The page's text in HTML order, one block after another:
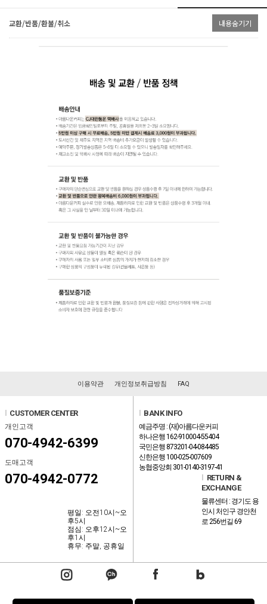
교환/반품/환불/취소 내용숨기기
이용약관 개인정보취급방침 FAQ
CUSTOMER CENTER
개인고객
070-4942-6399
도매고객
070-4942-0772
평일: 오전10시~오
후5시
점심: 오후12시~오
후1시
휴무: 주말, 공휴일
BANK INFO
예금주명 : (재)아름다운커피
하나은행 162-910004-55404
국민은행 873201-04-084485
신한은행 100-025-007609
농협중앙회 301-0140-3197-41
RETURN &
EXCHANGE
물류센터 : 경기도 용
인시 처인구 경안천
로 256번길 69